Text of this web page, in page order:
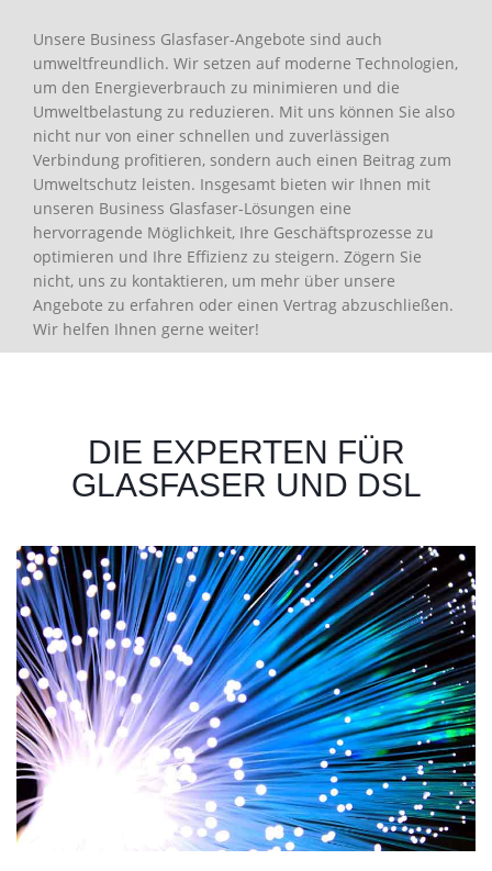
Unsere Business Glasfaser-Angebote sind auch
umweltfreundlich. Wir setzen auf moderne Technologien,
um den Energieverbrauch zu minimieren und die
Umweltbelastung zu reduzieren. Mit uns können Sie also
nicht nur von einer schnellen und zuverlässigen
Verbindung profitieren, sondern auch einen Beitrag zum
Umweltschutz leisten. Insgesamt bieten wir Ihnen mit
unseren Business Glasfaser-Lösungen eine
hervorragende Möglichkeit, Ihre Geschäftsprozesse zu
optimieren und Ihre Effizienz zu steigern. Zögern Sie
nicht, uns zu kontaktieren, um mehr über unsere
Angebote zu erfahren oder einen Vertrag abzuschließen.
Wir helfen Ihnen gerne weiter!
DIE EXPERTEN FÜR
GLASFASER UND DSL